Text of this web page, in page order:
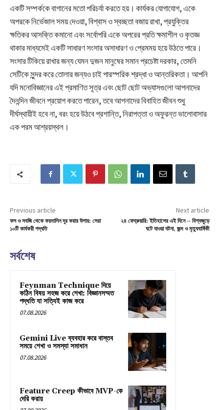
একটি সম্পর্ককে বাগানের মতো পরিচর্যা করতে হয়। কার্যকর যোগাযোগ, একে
অপরকে নির্ভেজাল সময় দেওয়া, বিশ্বাস ও স্বচ্ছতা বজায় রাখা, প্রযুক্তির
ক্ষতিকর আসক্তি কমানো এবং সর্বোপরি একে অপরের প্রতি ক্ষমাশীল ও কৃতজ্ঞ
থাকার মাধ্যমেই একটি সাধারণ সংসার অসাধারণ ও প্রেমময় হয়ে উঠতে পারে।
সংসার টিকিয়ে রাখার জন্য যেমন দুজন মানুষের সমান প্রচেষ্টা দরকার, তেমনি
সেটিকে সুন্দর করে তোলার জন্যও চাই পারস্পরিক শ্রদ্ধা ও আন্তরিকতা। আপনি
যদি মনোবিজ্ঞানের এই প্রমাণিত সূত্র এবং ছোট ছোট অভ্যাসগুলো আপনাদের
দৈনন্দিন জীবনে প্রয়োগ করতে পারেন, তবে আপনাদের বিবাহিত জীবন শুধু
দীর্ঘস্থায়ীই হবে না, বরং হয়ে উঠবে প্রশান্তি, নিরাপত্তা ও অফুরন্ত ভালোবাসার
এক পরম আশ্রয়স্থল।
Previous article
ফল ও সবজি থেকে ফরমালিন দূর করার উপায়: সেরা
১০টি কার্যকরী পদ্ধতি
Next article
২৪ ফেব্রুয়ারি: ইতিহাসের এই দিনে – বিশ্বজুড়ে
ঘটে যাওয়া ঘটনা, জন্ম ও মৃত্যুবার্ষিকী
সর্বশেষ
Feynman Technique দিয়ে
কঠিন বিষয় সহজ করে শেখা: বিজ্ঞানসম্মত
পদ্ধতি যা সত্যিই কাজ করে
07.08.2026
Gemini Live ব্যবহার করে বাস্তব
সময়ে শেখা ও সমস্যা সমাধান
07.08.2026
Feature Creep কীভাবে MVP-কে
দেরি করায়